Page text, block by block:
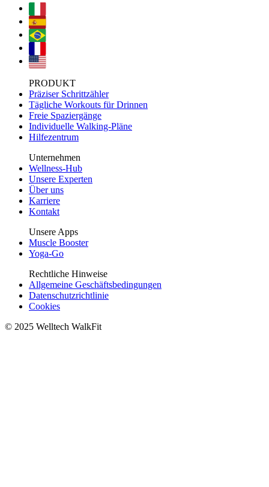
PRODUKT
Präziser Schrittzähler
Tägliche Workouts für Drinnen
Freie Spaziergänge
Individuelle Walking-Pläne
Hilfezentrum
Unternehmen
Wellness-Hub
Unsere Experten
Über uns
Karriere
Kontakt
Unsere Apps
Muscle Booster
Yoga-Go
Rechtliche Hinweise
Allgemeine Geschäftsbedingungen
Datenschutzrichtlinie
Cookies
© 2025 Welltech WalkFit